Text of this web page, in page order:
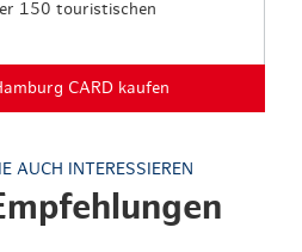
150 touristischen
CARD kaufen
AUCH INTERESSIEREN